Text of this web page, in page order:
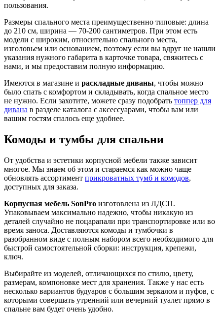
пользования.
Размеры спального места преимущественно типовые: длина
до 210 см, ширина — 70-200 сантиметров. При этом есть
модели с широким, относительно спального места,
изголовьем или основанием, поэтому если вы вдруг не нашли
указания нужного габарита в карточке товара, свяжитесь с
нами, и мы предоставим полную информацию.
Имеются в магазине и раскладные диваны, чтобы можно
было спать с комфортом и складывать, когда спальное место
не нужно. Если захотите, можете сразу подобрать топпер для
дивана в разделе каталога с аксессуарами, чтобы вам или
вашим гостям спалось еще удобнее.
Комоды и тумбы для спальни
От удобства и эстетики корпусной мебели также зависит
многое. Мы знаем об этом и стараемся как можно чаще
обновлять ассортимент прикроватных тумб и комодов,
доступных для заказа.
Корпусная мебель SonPro изготовлена из ЛДСП.
Упаковываем максимально надежно, чтобы никакую из
деталей случайно не поцарапали при транспортировке или во
время заноса. Доставляются комоды и тумбочки в
разобранном виде с полным набором всего необходимого для
быстрой самостоятельной сборки: инструкция, крепежи,
ключ.
Выбирайте из моделей, отличающихся по стилю, цвету,
размерам, компоновке мест для хранения. Также у нас есть
несколько вариантов будуаров с большим зеркалом и пуфов, с
которыми совершать утренний или вечерний туалет прямо в
спальне вам будет очень удобно.